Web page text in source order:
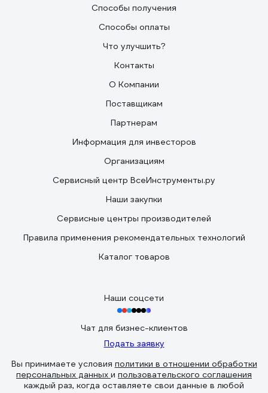
Способы получения
Способы оплаты
Что улучшить?
Контакты
О Компании
Поставщикам
Партнерам
Информация для инвесторов
Организациям
Сервисный центр ВсеИнструменты.ру
Наши закупки
Сервисные центры производителей
Правила применения рекомендательных технологий
Каталог товаров
Наши соцсети
Чат для бизнес-клиентов
Подать заявку
Вы принимаете условия политики в отношении обработки
персональных данных и пользовательского соглашения
каждый раз, когда оставляете свои данные в любой